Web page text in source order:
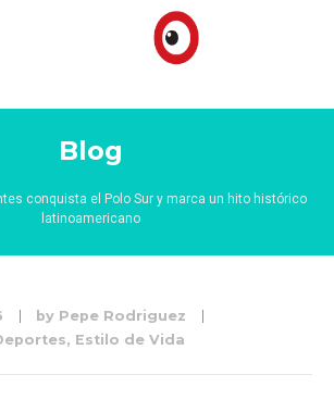
Blog
conquista el Polo Sur y marca un hito histórico
latinoamericano
by Pepe Rodriguez
, Estilo de Vida